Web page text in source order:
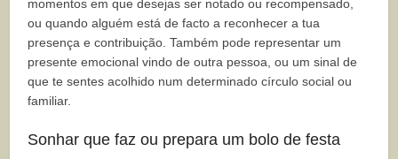
momentos em que desejas ser notado ou recompensado,
ou quando alguém está de facto a reconhecer a tua
presença e contribuição. Também pode representar um
presente emocional vindo de outra pessoa, ou um sinal de
que te sentes acolhido num determinado círculo social ou
familiar.
Sonhar que faz ou prepara um bolo de festa